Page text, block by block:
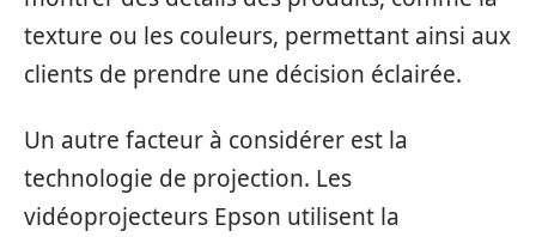
texture ou les couleurs, permettant ainsi aux
clients de prendre une décision éclairée.
Un autre facteur à considérer est la
technologie de projection. Les
vidéoprojecteurs Epson utilisent la